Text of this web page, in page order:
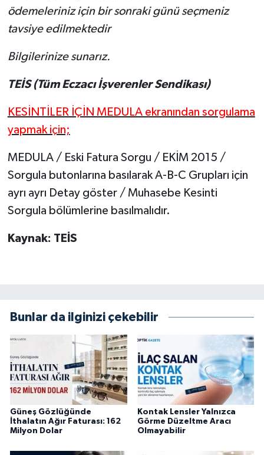
ödemeleriniz için bir sonraki günü seçmeniz
tavsiye edilmektedir
Bilgilerinize sunarız.
TEİS (Tüm Eczacı İşverenler Sendikası)
KESİNTİLER İÇİN MEDULA ekranından sorgulama
yapmak için;
MEDULA / Eski Fatura Sorgu / EKİM 2015 /
Sorgula butonlarına basılarak A-B-C Grupları için
ayrı ayrı Detay göster / Muhasebe Kesinti
Sorgula bölümlerine basılmalıdır.
Kaynak: TEİS
Bunlar da ilginizi çekebilir
Güneş Gözlüğünde
İthalatın Ağır Faturası: 162
Milyon Dolar
Kontak Lensler Yalnızca
Görme Düzeltme Aracı
Olmayabilir